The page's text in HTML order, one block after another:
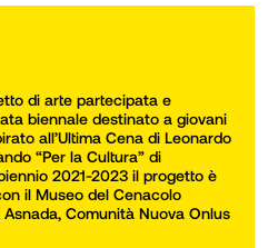
di arte partecipata e
biennale destinato a giovani
all’Ultima Cena di Leonardo
“Per la Cultura” di
2021-2023 il progetto è
il Museo del Cenacolo
Comunità Nuova Onlus